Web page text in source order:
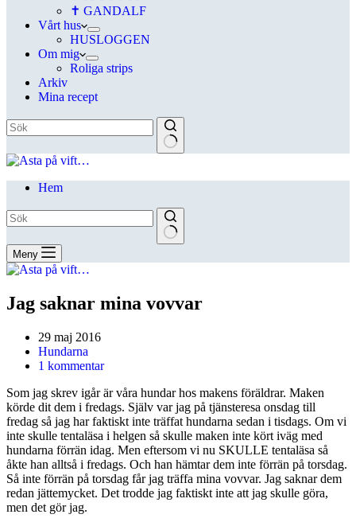
✝ GANDALF
Vårt hus
HUSLOGGEN
Om mig
Roliga strips
Arkiv
Mina recept
Hem
Meny
Jag saknar mina vovvar
29 maj 2016
Hundarna
1 kommentar
Som jag skrev igår är våra hundar hos makens föräldrar. Maken
körde dit dem i fredags. Själv var jag på tjänsteresa onsdag till
fredag så jag har faktiskt inte träffat hundarna sedan i tisdags. Om vi
inte skulle tentaläsa i helgen så skulle maken inte kört iväg med
hundarna förrän idag. Men eftersom vi nu SKULLE tentaläsa så
åkte han alltså i fredags. Och han hämtar dem inte förrän på torsdag.
Så inte förrän på torsdag får jag träffa mina vovvar. Jag saknar dem
redan jättemycket. Det trodde jag faktiskt inte att jag skulle göra,
men det gör jag.